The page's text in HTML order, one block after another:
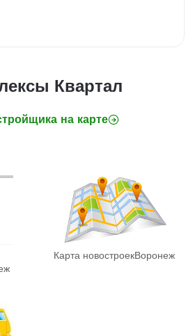
Квартал
на карте
Карта новостроекВоронеж